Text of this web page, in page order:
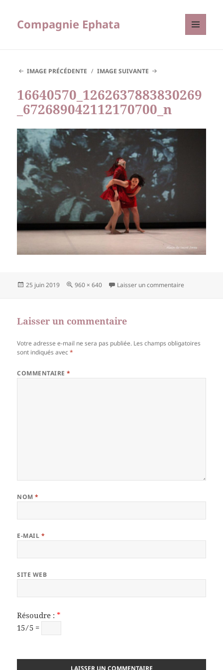
Compagnie Ephata
IMAGE PRÉCÉDENTE
IMAGE SUIVANTE
16640570_1262637883830269
_672689042112170700_n
Publié
25 juin 2019
Taille
960 × 640 Laisser un commentaire
Laisser un commentaire
Votre adresse e-mail ne sera pas publiée. Les champs obligatoires
sont indiqués avec*
COMMENTAIRE*
NOM*
E-MAIL *
SITE WEB
Résoudre :*
15 ⁄ 5 =